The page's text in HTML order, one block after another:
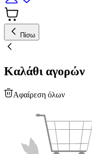
Πίσω
Καλάθι αγορών
Αφαίρεση όλων